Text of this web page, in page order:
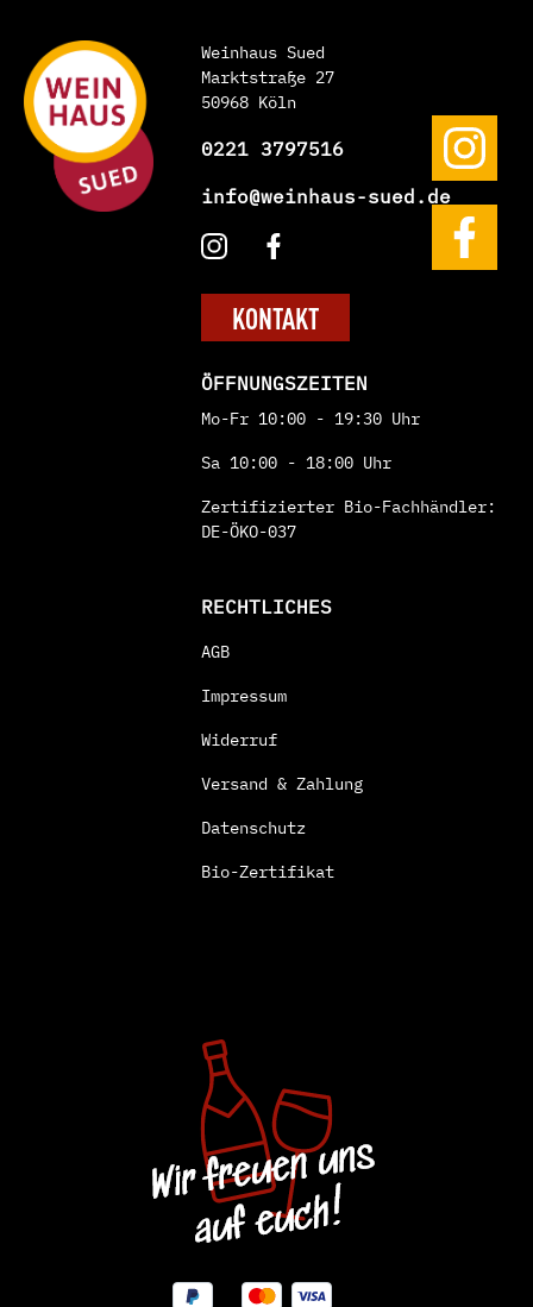
Weinhaus Sued
Marktstraße 27
50968 Köln
0221 3797516
info@weinhaus-sued.de
KONTAKT
ÖFFNUNGSZEITEN
Mo-Fr 10:00 - 19:30 Uhr
Sa 10:00 - 18:00 Uhr
Zertifizierter Bio-Fachhändler:
DE-ÖKO-037
RECHTLICHES
AGB
Impressum
Widerruf
Versand & Zahlung
Datenschutz
Bio-Zertifikat